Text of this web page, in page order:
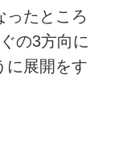
ったところ
の3方向に
に展開をす